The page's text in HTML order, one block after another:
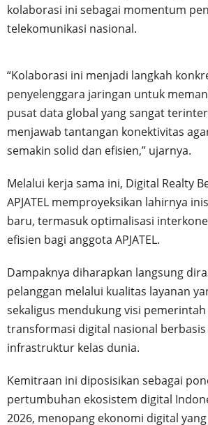
kolaborasi ini sebagai momentum
telekomunikasi nasional.
“Kolaborasi ini menjadi langkah
penyelenggara jaringan untuk
pusat data global yang sangat
menjawab tantangan konektivitas
semakin solid dan efisien,” ujarnya.
Melalui kerja sama ini, Digital Realty
APJATEL memproyeksikan lahirnya
baru, termasuk optimalisasi
efisien bagi anggota APJATEL.
Dampaknya diharapkan langsung
pelanggan melalui kualitas layanan
sekaligus mendukung visi
transformasi digital nasional
infrastruktur kelas dunia.
Kemitraan ini diposisikan sebagai
pertumbuhan ekosistem digital
2026, menopang ekonomi digital